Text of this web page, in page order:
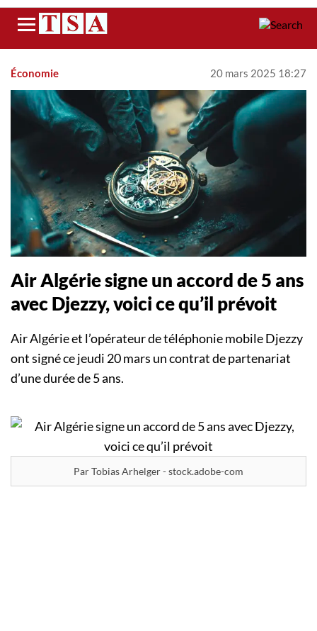
Menu
Économie 20 mars 2025 18:27
Air Algérie signe un accord de 5 ans
avec Djezzy, voici ce qu’il prévoit
Air Algérie et l’opérateur de téléphonie mobile Djezzy
ont signé ce jeudi 20 mars un contrat de partenariat
d’une durée de 5 ans.
Par Tobias Arhelger - stock.adobe-com